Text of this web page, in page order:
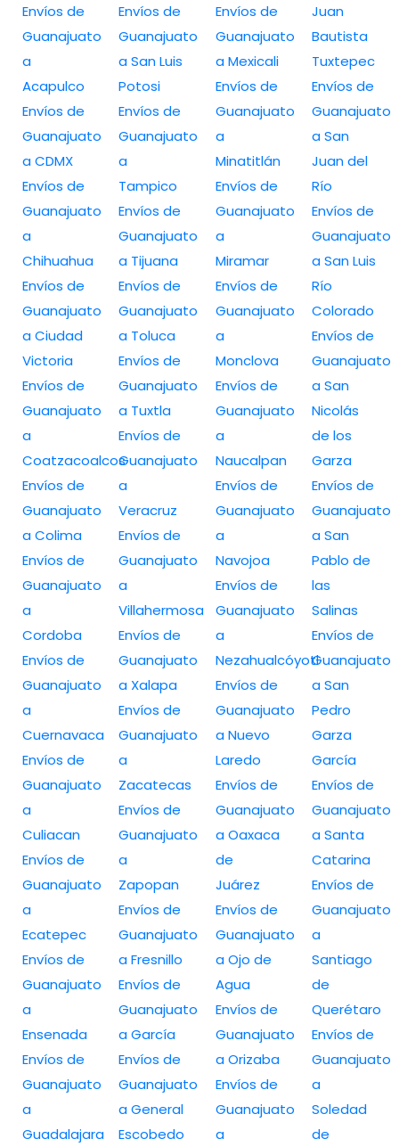
Envíos de
Guanajuato
a
Acapulco
Envíos de
Guanajuato
a CDMX
Envíos de
Guanajuato
a
Chihuahua
Envíos de
Guanajuato
a Ciudad
Victoria
Envíos de
Guanajuato
a
Coatzacoalcos
Envíos de
Guanajuato
a Colima
Envíos de
Guanajuato
a
Cordoba
Envíos de
Guanajuato
a
Cuernavaca
Envíos de
Guanajuato
a
Culiacan
Envíos de
Guanajuato
a
Ecatepec
Envíos de
Guanajuato
a
Ensenada
Envíos de
Guanajuato
a
Guadalajara
Envíos de
Guanajuato
a San Luis
Potosi
Envíos de
Guanajuato
a
Tampico
Envíos de
Guanajuato
a Tijuana
Envíos de
Guanajuato
a Toluca
Envíos de
Guanajuato
a Tuxtla
Envíos de
Guanajuato
a
Veracruz
Envíos de
Guanajuato
a
Villahermosa
Envíos de
Guanajuato
a Xalapa
Envíos de
Guanajuato
a
Zacatecas
Envíos de
Guanajuato
a
Zapopan
Envíos de
Guanajuato
a Fresnillo
Envíos de
Guanajuato
a García
Envíos de
Guanajuato
a General
Escobedo
Envíos de
Guanajuato
a Mexicali
Envíos de
Guanajuato
a
Minatitlán
Envíos de
Guanajuato
a
Miramar
Envíos de
Guanajuato
a
Monclova
Envíos de
Guanajuato
a
Naucalpan
Envíos de
Guanajuato
a
Navojoa
Envíos de
Guanajuato
a
Nezahualcóyotl
Envíos de
Guanajuato
a Nuevo
Laredo
Envíos de
Guanajuato
a Oaxaca
de
Juárez
Envíos de
Guanajuato
a Ojo de
Agua
Envíos de
Guanajuato
a Orizaba
Envíos de
Guanajuato
a
Juan
Bautista
Tuxtepec
Envíos de
Guanajuato
a San
Juan del
Río
Envíos de
Guanajuato
a San Luis
Río
Colorado
Envíos de
Guanajuato
a San
Nicolás
de los
Garza
Envíos de
Guanajuato
a San
Pablo de
las
Salinas
Envíos de
Guanajuato
a San
Pedro
Garza
García
Envíos de
Guanajuato
a Santa
Catarina
Envíos de
Guanajuato
a
Santiago
de
Querétaro
Envíos de
Guanajuato
a
Soledad
de